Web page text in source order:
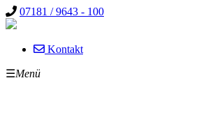
07181 / 9643 - 100
Kontakt
☰Menü